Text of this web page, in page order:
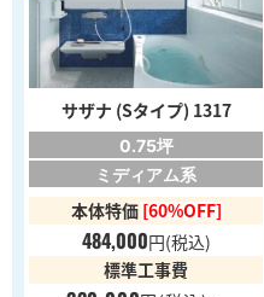
サザナ (Sタイプ) 1317
0.75坪
ミディアム系
本体特価 [60%OFF]
484,000円(税込)
標準工事費